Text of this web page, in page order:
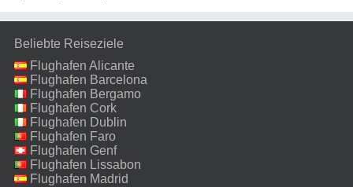
Beliebte Reiseziele
Flughafen Alicante
Flughafen Barcelona
Flughafen Bergamo
Flughafen Cork
Flughafen Dublin
Flughafen Faro
Flughafen Genf
Flughafen Lissabon
Flughafen Madrid